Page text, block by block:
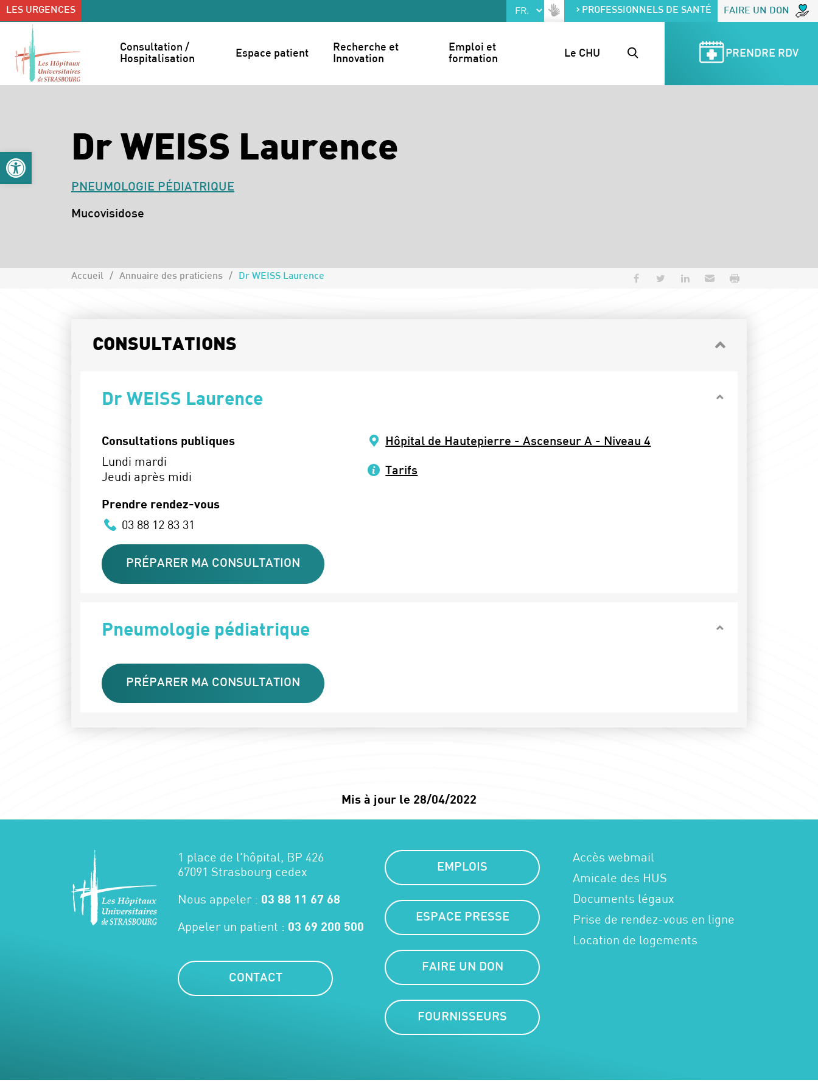
Ouvrir la barre d’outils
Accéder au contenu
Accéder au menu
LES URGENCES PROFESSIONNELS DE SANTÉ FAIRE UN DON
Consultation /
Hospitalisation
Espace patient
Recherche et
Innovation
Emploi et
formation
Le CHU PRENDRE RDV
Dr WEISS Laurence
PNEUMOLOGIE PÉDIATRIQUE
Spécialités :
Mucovisidose
Accueil Annuaire des praticiens Dr WEISS Laurence Partager sur Facebook
Partager sur Twitter
Partager sur LinkedIn
Envoyer par e-mail
CONSULTATIONS
Dr WEISS Laurence
Consultations publiques
Lundi mardi
Jeudi après midi
Hôpital de Hautepierre - Ascenseur A - Niveau 4
Tarifs
Prendre rendez-vous
03 88 12 83 31
PRÉPARER MA CONSULTATION
Pneumologie pédiatrique
PRÉPARER MA CONSULTATION
Mis à jour le 28/04/2022
1 place de l'hôpital, BP 426
67091 Strasbourg cedex
Nous appeler : 03 88 11 67 68
Appeler un patient : 03 69 200 500
CONTACT
EMPLOIS
ESPACE PRESSE
FAIRE UN DON
FOURNISSEURS
Accès webmail
Amicale des HUS
Documents légaux
Prise de rendez-vous en ligne
Location de logements